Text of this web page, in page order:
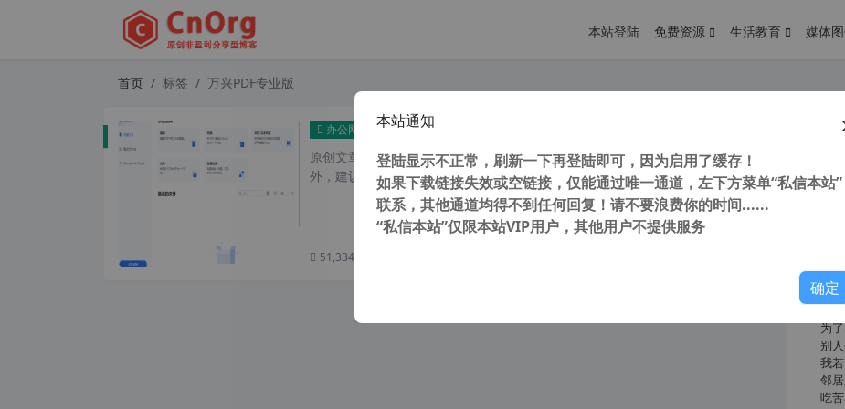
本站登陆 免费资源 生活教育 媒体
首页 标签 万兴PDF专业版
办公网络 万兴PDF专业版 PDFelement v9.1.5.1975 x64 中文特别版 万兴PDF专家 全能PDF编辑器
原创文章，转载请注明： 转载自cnorg.12hp.de 注意：由于网站空间位于国
外，建议避开晚上的访问高峰期...
51,334 次浏览
您在
人
相
为
别
我
邻
吃
本站通知
登陆显示不正常，刷新一下再登陆即可，因为启用了缓存！
如果下载链接失效或空链接，仅能通过唯一通道，左下方菜单“私信本站”
联系，其他通道均得不到任何回复！请不要浪费你的时间......
“私信本站”仅限本站VIP用户，其他用户不提供服务
确定